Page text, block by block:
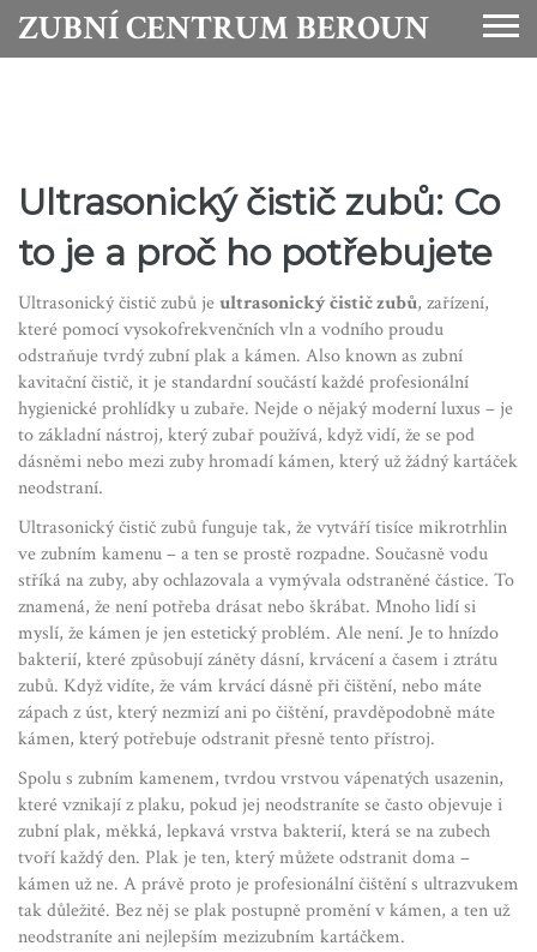
ZUBNÍ CENTRUM BEROUN
Ultrasonický čistič zubů: Co
to je a proč ho potřebujete
Ultrasonický čistič zubů jeultrasonický čistič zubů, zařízení,
které pomocí vysokofrekvenčních vln a vodního proudu
odstraňuje tvrdý zubní plak a kámen. Also known as zubní
kavitační čistič, it je standardní součástí každé profesionální
hygienické prohlídky u zubaře. Nejde o nějaký moderní luxus – je
to základní nástroj, který zubař používá, když vidí, že se pod
dásněmi nebo mezi zuby hromadí kámen, který už žádný kartáček
neodstraní.
Ultrasonický čistič zubů funguje tak, že vytváří tisíce mikrotrhlin
ve zubním kamenu – a ten se prostě rozpadne. Současně vodu
stříká na zuby, aby ochlazovala a vymývala odstraněné částice. To
znamená, že není potřeba drásat nebo škrábat. Mnoho lidí si
myslí, že kámen je jen estetický problém. Ale není. Je to hnízdo
bakterií, které způsobují záněty dásní, krvácení a časem i ztrátu
zubů. Když vidíte, že vám krvácí dásně při čištění, nebo máte
zápach z úst, který nezmizí ani po čištění, pravděpodobně máte
kámen, který potřebuje odstranit přesně tento přístroj.
Spolu s zubním kamenem, tvrdou vrstvou vápenatých usazenin,
které vznikají z plaku, pokud jej neodstranítese často objevuje i
zubní plak, měkká, lepkavá vrstva bakterií, která se na zubech
tvoří každý den. Plak je ten, který můžete odstranit doma –
kámen už ne. A právě proto je profesionální čištění s ultrazvukem
tak důležité. Bez něj se plak postupně promění v kámen, a ten už
neodstraníte ani nejlepším mezizubním kartáčkem.